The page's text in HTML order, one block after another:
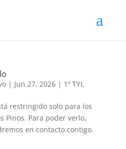
| Jun 27, 2026| 1º TYL
restringido solo para los
Pinos. Para poder verlo,
en contacto contigo.